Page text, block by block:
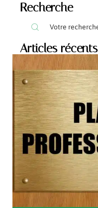
Recherche
Articles récents